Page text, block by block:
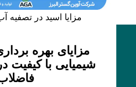
مزایا اسید در تصفیه
مزایای بهره
شیمیایی با کیفیت